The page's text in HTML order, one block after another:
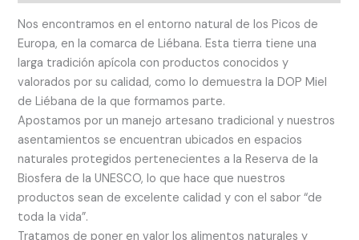
Nos encontramos en el entorno natural de los Picos de
Europa, en la comarca de Liébana. Esta tierra tiene una
larga tradición apícola con productos conocidos y
valorados por su calidad, como lo demuestra la DOP Miel
de Liébana de la que formamos parte.
Apostamos por un manejo artesano tradicional y nuestros
asentamientos se encuentran ubicados en espacios
naturales protegidos pertenecientes a la Reserva de la
Biosfera de la UNESCO, lo que hace que nuestros
productos sean de excelente calidad y con el sabor “de
toda la vida”.
Tratamos de poner en valor los alimentos naturales y